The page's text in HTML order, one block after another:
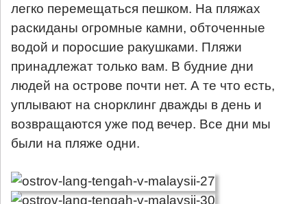
легко перемещаться пешком. На пляжах
раскиданы огромные камни, обточенные
водой и поросшие ракушками. Пляжи
принадлежат только вам. В будние дни
людей на острове почти нет. А те что есть,
уплывают на снорклинг дважды в день и
возвращаются уже под вечер. Все дни мы
были на пляже одни.